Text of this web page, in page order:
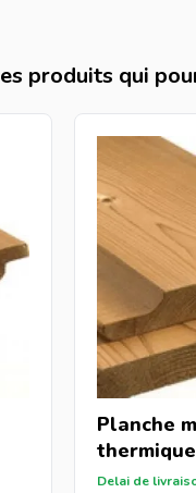
produits qui
Planche
Delai de